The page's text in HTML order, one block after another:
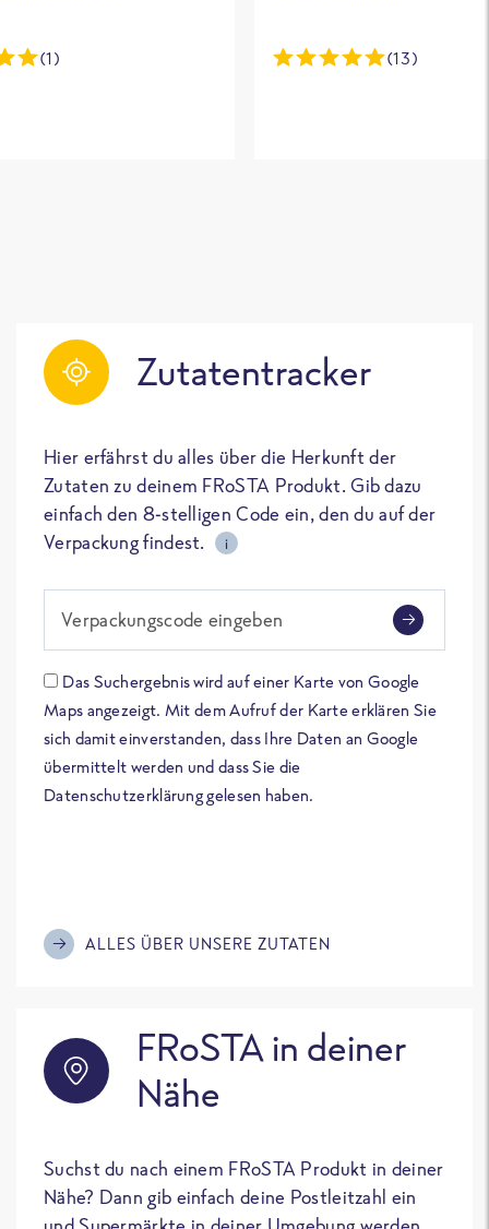
(1) (13)
Zutatentracker
Hier erfährst du alles über die Herkunft der
Zutaten zu deinem FRoSTA Produkt. Gib dazu
einfach den 8-stelligen Code ein, den du auf der
Verpackung findest.
i
Verpackungscode eingeben
Das Suchergebnis wird auf einer Karte von Google
Maps angezeigt. Mit dem Aufruf der Karte erklären Sie
sich damit einverstanden, dass Ihre Daten an Google
übermittelt werden und dass Sie die
Datenschutzerklärung gelesen haben.
ALLES ÜBER UNSERE ZUTATEN
FRoSTA in deiner
Nähe
Suchst du nach einem FRoSTA Produkt in deiner
Nähe? Dann gib einfach deine Postleitzahl ein